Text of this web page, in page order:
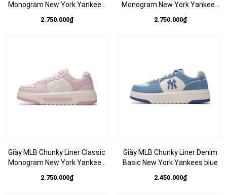
Monogram New York Yankees
2.750.000₫
Monogram New York Yankees
2.750.000₫
Giày MLB Chunky Liner Classic
Monogram New York Yankees
2.750.000₫
Giày MLB Chunky Liner Denim
Basic New York Yankees blue
2.450.000₫